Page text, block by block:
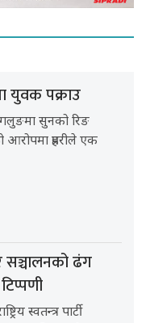
युवक पक्राउ
सुनको रिङ
आरोपमा प्रहरीले एक
ढंग
स्वतन्त्र पार्टी